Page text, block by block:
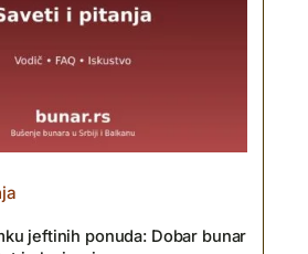
jeftinih ponuda: Dobar bunar